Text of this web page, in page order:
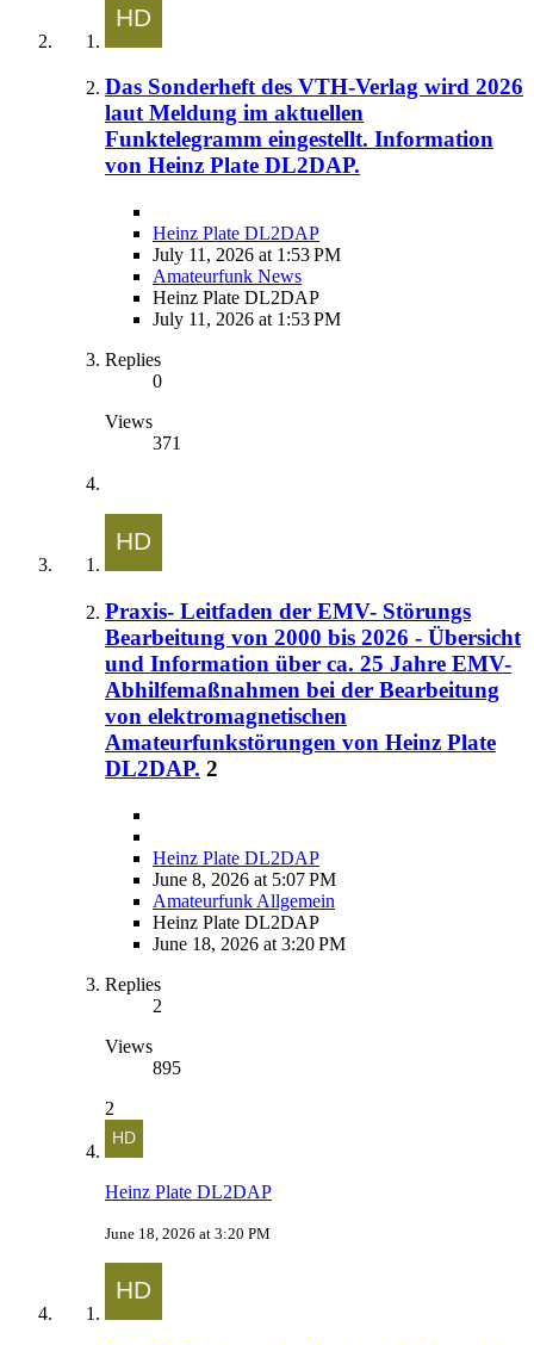
Das Sonderheft des VTH-Verlag wird 2026
laut Meldung im aktuellen
Funktelegramm eingestellt. Information
von Heinz Plate DL2DAP.
Heinz Plate DL2DAP
July 11, 2026 at 1:53 PM
Amateurfunk News
Heinz Plate DL2DAP
July 11, 2026 at 1:53 PM
Replies
0
Views
371
Praxis- Leitfaden der EMV- Störungs
Bearbeitung von 2000 bis 2026 - Übersicht
und Information über ca. 25 Jahre EMV-
Abhilfemaßnahmen bei der Bearbeitung
von elektromagnetischen
Amateurfunkstörungen von Heinz Plate
DL2DAP. 2
Heinz Plate DL2DAP
June 8, 2026 at 5:07 PM
Amateurfunk Allgemein
Heinz Plate DL2DAP
June 18, 2026 at 3:20 PM
Replies
2
Views
895
2
Heinz Plate DL2DAP
June 18, 2026 at 3:20 PM